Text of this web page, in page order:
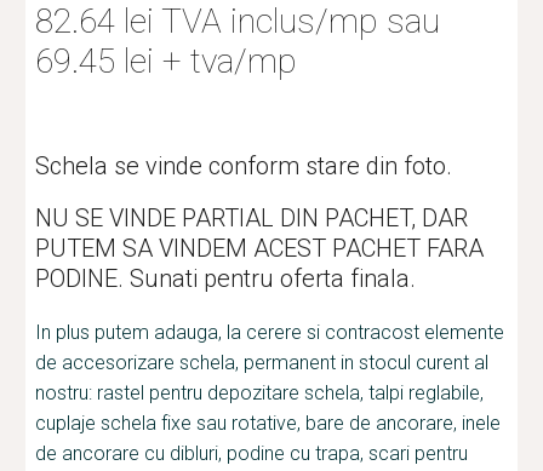
82.64 lei TVA inclus/mp sau
69.45 lei + tva/mp
Schela se vinde conform stare din foto.
NU SE VINDE PARTIAL DIN PACHET, DAR
PUTEM SA VINDEM ACEST PACHET FARA
PODINE. Sunati pentru oferta finala.
In plus putem adauga, la cerere si contracost elemente
de accesorizare schela, permanent in stocul curent al
nostru: rastel pentru depozitare schela, talpi reglabile,
cuplaje schela fixe sau rotative, bare de ancorare, inele
de ancorare cu dibluri, podine cu trapa, scari pentru